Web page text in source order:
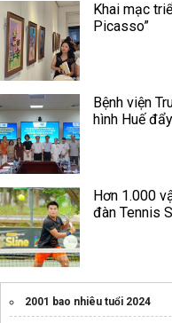
Khai mạc
Picasso”
Bệnh viện
hình Huế
Hơn 1.000
đàn Tennis
2001 bao nhiêu tuổi 2024